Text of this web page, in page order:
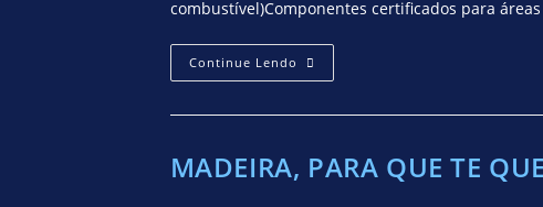
combustível)Componentes certificados para
Continue Lendo
MADEIRA, PARA QUE TE